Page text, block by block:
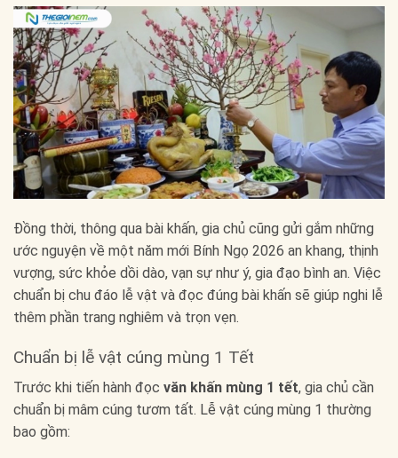
Đồng thời, thông qua bài khấn, gia chủ cũng gửi gắm những
ước nguyện về một năm mới Bính Ngọ 2026 an khang, thịnh
vượng, sức khỏe dồi dào, vạn sự như ý, gia đạo bình an. Việc
chuẩn bị chu đáo lễ vật và đọc đúng bài khấn sẽ giúp nghi lễ
thêm phần trang nghiêm và trọn vẹn.
Chuẩn bị lễ vật cúng mùng 1 Tết
Trước khi tiến hành đọc văn khấn mùng 1 tết, gia chủ cần
chuẩn bị mâm cúng tươm tất. Lễ vật cúng mùng 1 thường
bao gồm: